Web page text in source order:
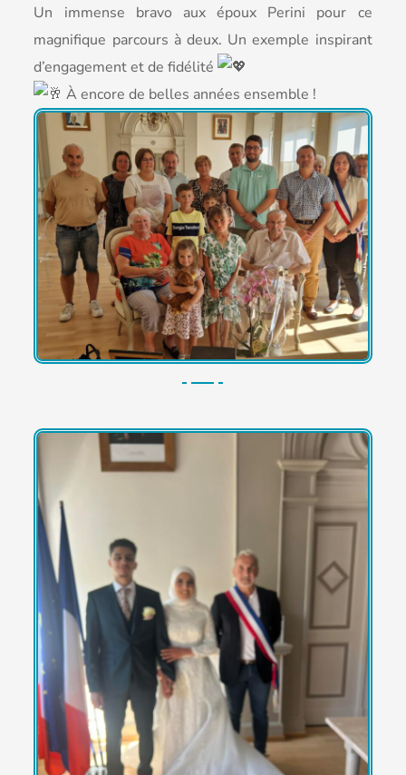
Un immense bravo aux époux Perini pour ce
magnifique parcours à deux. Un exemple inspirant
d’engagement et de fidélité
À encore de belles années ensemble !